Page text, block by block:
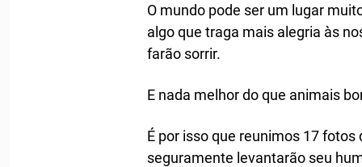
O mundo pode ser um lugar
algo que traga mais alegria às
farão sorrir.
E nada melhor do que animais
É por isso que reunimos 17
seguramente levantarão seu